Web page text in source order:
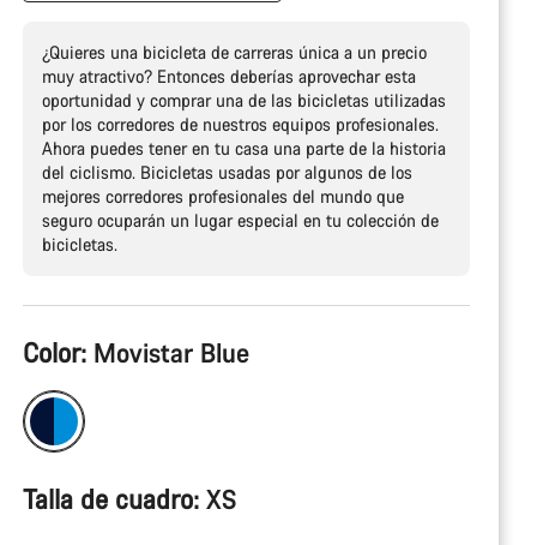
¿Quieres una bicicleta de carreras única a un precio
muy atractivo? Entonces deberías aprovechar esta
oportunidad y comprar una de las bicicletas utilizadas
por los corredores de nuestros equipos profesionales.
Ahora puedes tener en tu casa una parte de la historia
del ciclismo. Bicicletas usadas por algunos de los
mejores corredores profesionales del mundo que
seguro ocuparán un lugar especial en tu colección de
bicicletas.
Configuración
del
producto
Color: Movistar Blue
Talla de cuadro: XS